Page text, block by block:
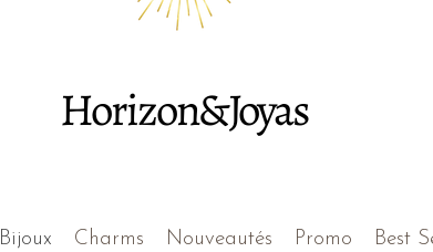
Horizon&Joyas
Bijoux Charms Nouveautés Promo Best